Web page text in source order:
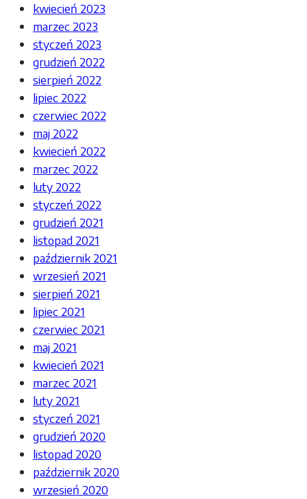
kwiecień 2023
marzec 2023
styczeń 2023
grudzień 2022
sierpień 2022
lipiec 2022
czerwiec 2022
maj 2022
kwiecień 2022
marzec 2022
luty 2022
styczeń 2022
grudzień 2021
listopad 2021
październik 2021
wrzesień 2021
sierpień 2021
lipiec 2021
czerwiec 2021
maj 2021
kwiecień 2021
marzec 2021
luty 2021
styczeń 2021
grudzień 2020
listopad 2020
październik 2020
wrzesień 2020